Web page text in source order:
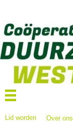
Lid worden Over ons